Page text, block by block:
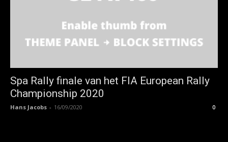
Spa Rally finale van het FIA European Rally
Championship 2020
Hans Jacobs - 16/09/2020 0